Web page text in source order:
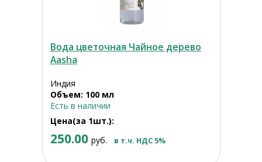
Вода цветочная Чайное дерево
Aasha
Индия
Объем: 100 мл
Есть в наличии
Цена(за 1шт.):
250.00 руб. в т.ч. НДС 5%